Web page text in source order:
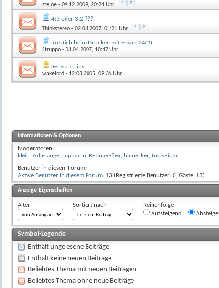
stejoe - 09.12.2009, 20:24 Uhr 1 2
4:3 oder 3:2 ???
Thinkstereo - 02.08.2007, 01:21 Uhr 1 2
Rotstich beim Drucken mit Epson 2400
Struppo - 08.04.2007, 10:47 Uhr
Sensor chips
wakelord - 12.03.2005, 09:36 Uhr
Informationen & Optionen
Moderatoren
klein_Adlerauge, ropmann, RetinaReflex, hinnerker, LucisPictor
Benutzer in diesem Forum:
Aktive Benutzer in diesem Forum: 13 (Registrierte Benutzer: 0, Gäste: 13)
Anzeige-Eigenschaften
Alter Sortiert nach
Reihenfolge
Aufsteigend
Symbol-Legende
Enthält ungelesene Beiträge
Enthält keine neuen Beiträge
Beliebtes Thema mit neuen Beiträgen
Beliebtes Thema ohne neue Beiträge